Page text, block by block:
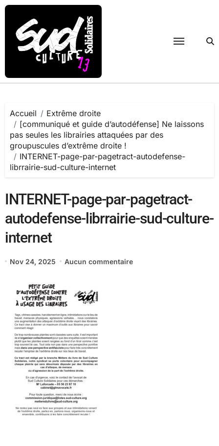
Passer
contenu
Accueil
Extrême droite
[communiqué et guide d’autodéfense] Ne laissons
pas seules les librairies attaquées par des
groupuscules d’extrême droite !
INTERNET-page-par-pagetract-autodefense-
librrairie-sud-culture-internet
INTERNET-page-par-pagetract-
autodefense-librrairie-sud-culture-
internet
Nov 24, 2025 Aucun commentaire